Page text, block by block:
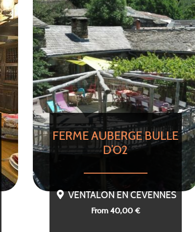
FERME AUBERGE BULLE
D’O2
VENTALON EN CEVENNES
From 40,00 €